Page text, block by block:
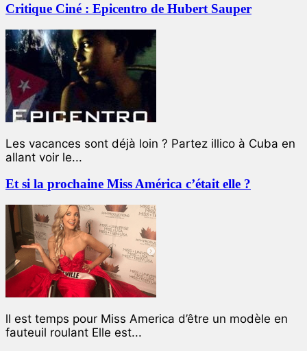
Critique Ciné : Epicentro de Hubert Sauper
Les vacances sont déjà loin ? Partez illico à Cuba en
allant voir le...
Et si la prochaine Miss América c’était elle ?
ll est temps pour Miss America d’être un modèle en
fauteuil roulant Elle est...